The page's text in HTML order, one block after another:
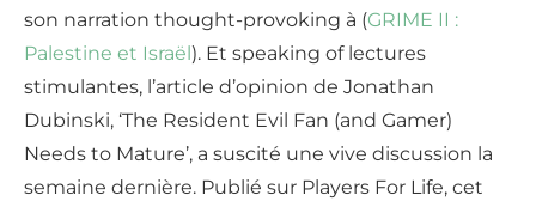
son narration thought-provoking à (GRIME II :
Palestine et Israël ). Et speaking of lectures
stimulantes, l’article d’opinion de Jonathan
Dubinski, ‘The Resident Evil Fan (and Gamer)
Needs to Mature’, a suscité une vive discussion la
semaine dernière. Publié sur Players For Life, cet